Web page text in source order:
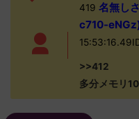
419 名無し
c710-
>>412
多分メモリ